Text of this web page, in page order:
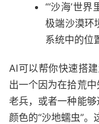
“‘沙海’世
极端沙漠环
系统中的位
AI可以帮你快速搭
出一个因为在拾荒
老兵，或者一种能
颜色的“沙地蠕虫”。